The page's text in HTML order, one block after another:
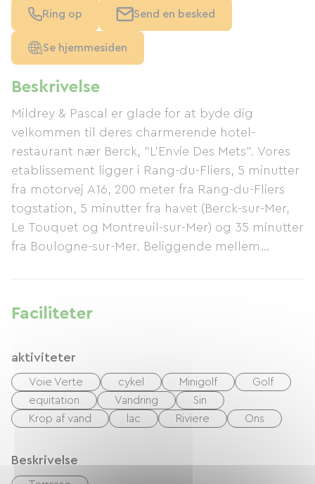
Beskrivelse
Mildrey & Pascal er glade for at byde dig
velkommen til deres charmerende hotel-
restaurant nær Berck, "L'Envie Des Mets". Vores
etablissement ligger i Rang-du-Fliers, 5 minutter
fra motorvej A16, 200 meter fra Rang-du-Fliers
togstation, 5 minutter fra havet (Berck-sur-Mer,
Le Touquet og Montreuil-sur-Mer) og 35 minutter
fra Boulogne-sur-Mer. Beliggende mellem
motorcykelkørsel. Vi byder dig velkommen året
rundt til vores hotel-restaurant med samme
lokale råvarer. Kom og bo i fredelige og
hyggelige omgivelser. Nyd traditionel mad i
vores restaurant. Uanset om du er et par, en
familie eller en gruppe venner, kom og oplev
autenticiteten af ​​vores retter. De 10 værelser er
alle placeret bagest i restauranten, arrangeret
Faciliteter
aktiviteter
Voie Verte cykel Minigolf
Golf
equitation
Vandring
Sin
Krop af vand
lac Riviere Ons
Beskrivelse
Ring op Send en besked
Se hjemmesiden